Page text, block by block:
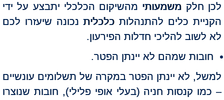
לכן חלק משמעותי מהשיקום הכלכלי יתבצע על ידי
הקניית כלים להתנהלות כלכלית נכונה שיעזרו לכם
לא לשוב להליכי חדלות הפירעון.
חובות שמהם לא יינתן הפטר.
למשל, לא יינתן הפטר במקרה של תשלומים עונשיים
– כמו קנסות חניה (בעלי אופי פלילי), חובות שנוצרו